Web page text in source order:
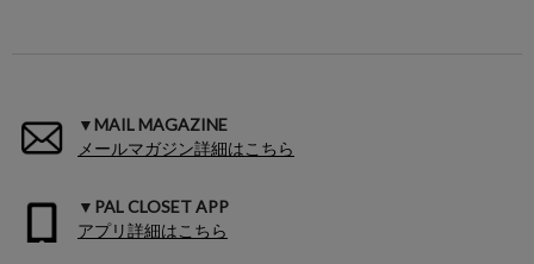
▼MAIL MAGAZINE
メールマガジン詳細はこちら
▼PAL CLOSET APP
アプリ詳細はこちら